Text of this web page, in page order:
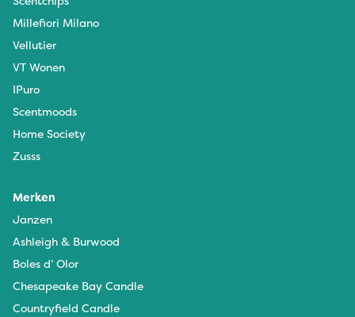
Millefiori Milano
Vellutier
VT Wonen
IPuro
Scentmoods
Home Society
Zusss
Merken
Janzen
Ashleigh & Burwood
Boles d’ Olor
Chesapeake Bay Candle
Countryfield Candle